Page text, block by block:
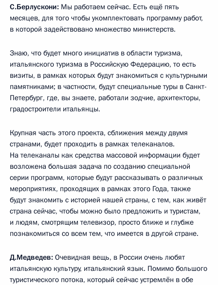
С.Берлускони: Мы работаем сейчас. Есть ещё пять
месяцев, для того чтобы укомплектовать программу работ,
в которой задействовано множество министерств.
Знаю, что будет много инициатив в области туризма,
итальянского туризма в Российскую Федерацию, то есть
визиты, в рамках которых будут знакомиться с культурными
памятниками; в частности, будут специальные туры в Санкт-
Петербург, где, вы знаете, работали зодчие, архитекторы,
градостроители итальянцы.
Крупная часть этого проекта, сближения между двумя
странами, будет проходить в рамках телеканалов.
На телеканалы как средства массовой информации будет
возложена большая задача по созданию специальной
серии программ, которые будут рассказывать о различных
мероприятиях, проходящих в рамках этого Года, также
будут знакомить с историей нашей страны, с тем, как живёт
страна сейчас, чтобы можно было предложить и туристам,
и людям, смотрящим телевизор, просто ближе и глубже
познакомиться со всем тем, что имеется в другой стране.
Д.Медведев: Очевидная вещь, в России очень любят
итальянскую культуру, итальянский язык. Помимо большого
туристического потока, который сейчас устремлён в обе